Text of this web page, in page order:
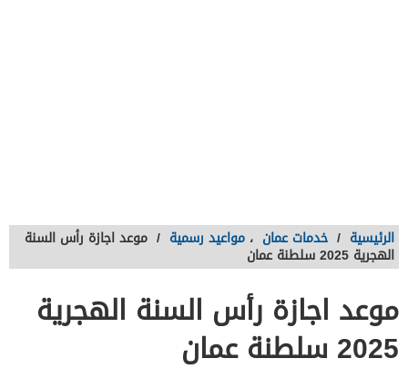
الرئيسية / خدمات عمان ، مواعيد رسمية / موعد اجازة رأس السنة
الهجرية 2025 سلطنة عمان
موعد اجازة رأس السنة الهجرية
2025 سلطنة عمان